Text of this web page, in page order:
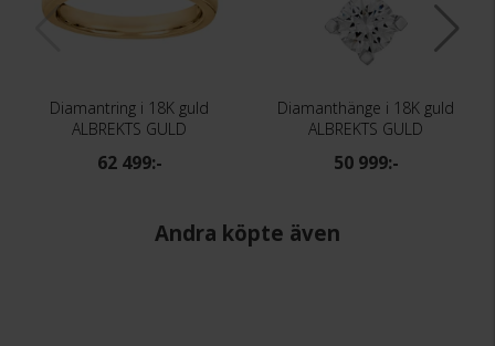
Diamantring i 18K guld
ALBREKTS GULD
62 499:-
Diamanthänge i 18K guld
ALBREKTS GULD
50 999:-
Andra köpte även